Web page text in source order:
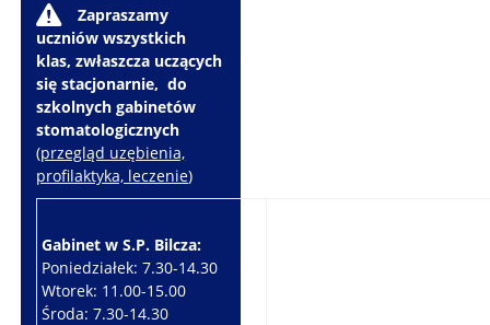
W
Zapraszamy
uczniów wszystkich
klas, zwłaszcza uczących
się stacjonarnie, do
szkolnych gabinetów
stomatologicznych
(przegląd uzębienia,
profilaktyka, leczenie)
Gabinet w S.P. Bilcza:
Poniedziałek: 7.30-14.30
Wtorek: 11.00-15.00
Środa: 7.30-14.30